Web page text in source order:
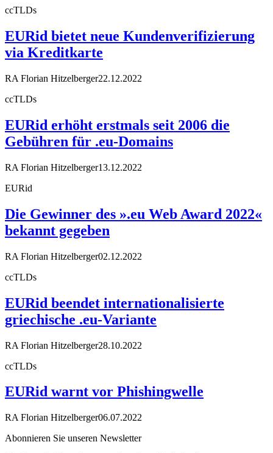
ccTLDs
EURid bietet neue Kundenverifizierung
via Kreditkarte
RA Florian Hitzelberger22.12.2022
ccTLDs
EURid erhöht erstmals seit 2006 die
Gebühren für .eu-Domains
RA Florian Hitzelberger13.12.2022
EURid
Die Gewinner des ».eu Web Award 2022«
bekannt gegeben
RA Florian Hitzelberger02.12.2022
ccTLDs
EURid beendet internationalisierte
griechische .eu-Variante
RA Florian Hitzelberger28.10.2022
ccTLDs
EURid warnt vor Phishingwelle
RA Florian Hitzelberger06.07.2022
Abonnieren Sie unseren Newsletter